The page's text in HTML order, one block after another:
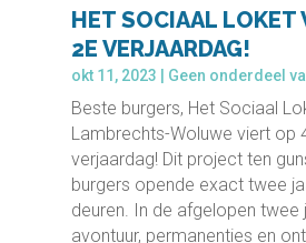
HET SOCIAAL LOKET
2E VERJAARDAG!
okt 11, 2023 Geen onderdeel
Beste burgers, Het Sociaal
Lambrechts-Woluwe viert op
verjaardag! Dit project ten
burgers opende exact twee
deuren. In de afgelopen twee
avontuur, permanenties en